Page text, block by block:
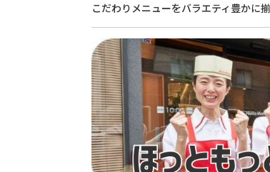
こだわりメニューをバラエティ豊か